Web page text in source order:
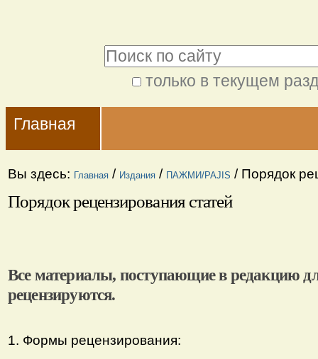
содержимому.
Перейти
навигации
только в текущем
поиск
Navigation
Главная
Вы здесь: Главная / Издания / ПАЖМИ/PAJIS / Порядок
Порядок рецензирования статей
Все материалы, поступающие в редакцию
рецензируются.
1. Формы рецензирования: